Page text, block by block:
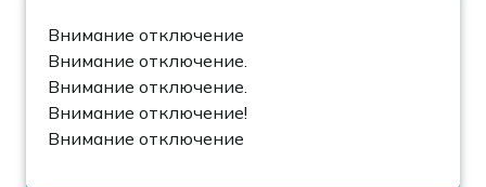
Внимание отключение
Внимание отключение.
Внимание отключение.
Внимание отключение!
Внимание отключение